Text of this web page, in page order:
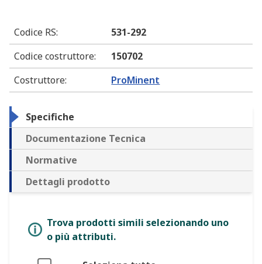
Codice RS:
531-292
Codice costruttore:
150702
Costruttore: ProMinent
Specifiche
Documentazione Tecnica
Normative
Dettagli prodotto
Trova prodotti simili selezionando uno
o più attributi.